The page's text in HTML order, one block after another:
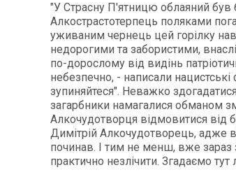
"У Страсну П'ятницю облаяний був
Алкострастотерпець поляками
уживаним чернець цей горілку
недорогими та забористими,
по-дорослому від видінь
небезпечно, - написали
зупиняйтеся". Неважко
загарбники намагалися обманом
Алкочудотворця відмовитися від
Димітрій Алкочудотворець, адже
починав. І тим не менш, вже зараз
практично незлічити. Згадаємо